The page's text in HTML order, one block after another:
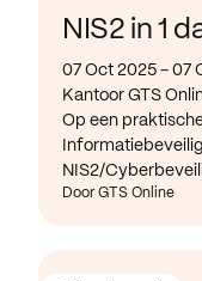
NIS2 in 1
07 Oct 2025 - 07
Kantoor GTS
Op een
NIS2/
Door GTS Online